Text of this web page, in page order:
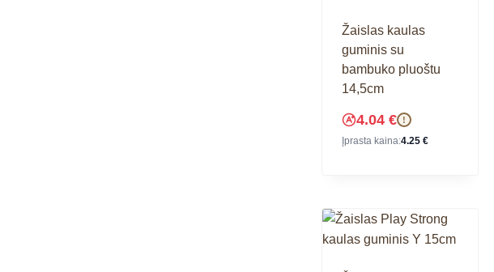
Žaislas kaulas
guminis su
bambuko pluoštu
14,5cm
4.04 € !
Įprasta kaina:4.25 €